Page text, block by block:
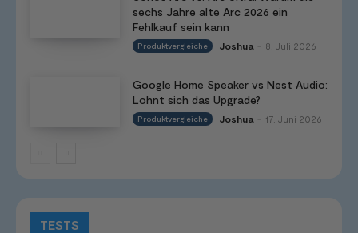
sechs Jahre alte Arc 2026 ein
Fehlkauf sein kann
Produktvergleiche Joshua 8. Juli 2026
Google Home Speaker vs Nest Audio:
Lohnt sich das Upgrade?
Produktvergleiche Joshua 17. Juni 2026
TESTS